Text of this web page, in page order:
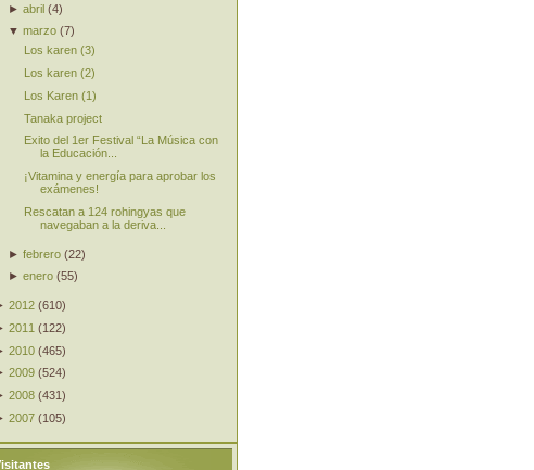
►abril (4)
▼marzo (7)
Los karen (3)
Los karen (2)
Los Karen (1)
Tanaka project
Exito del 1er Festival “La Música con
la Educación...
¡Vitamina y energía para aprobar los
exámenes!
Rescatan a 124 rohingyas que
navegaban a la deriva...
►febrero (22)
►enero (55)
2012 (610)
2011 (122)
2010 (465)
2009 (524)
2008 (431)
2007 (105)